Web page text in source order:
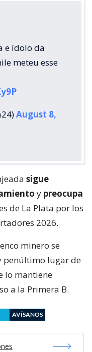
e ídolo da
meteu esse
August 8,
sigue
y preocupa
de La Plata por los
2026.
minero se
penúltimo lugar de
lo mantiene
a la Primera B.
AVÍSANOS